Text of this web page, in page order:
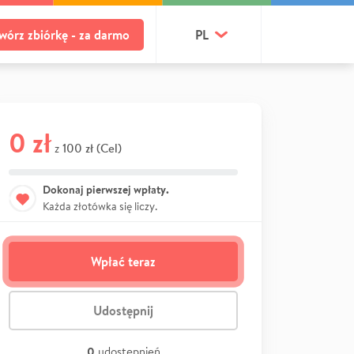
zbiórkę - za darmo PL
0 zł z 100 zł (Cel)
Dokonaj pierwszej wpłaty.
Każda złotówka się liczy.
Wpłać teraz
Udostępnij